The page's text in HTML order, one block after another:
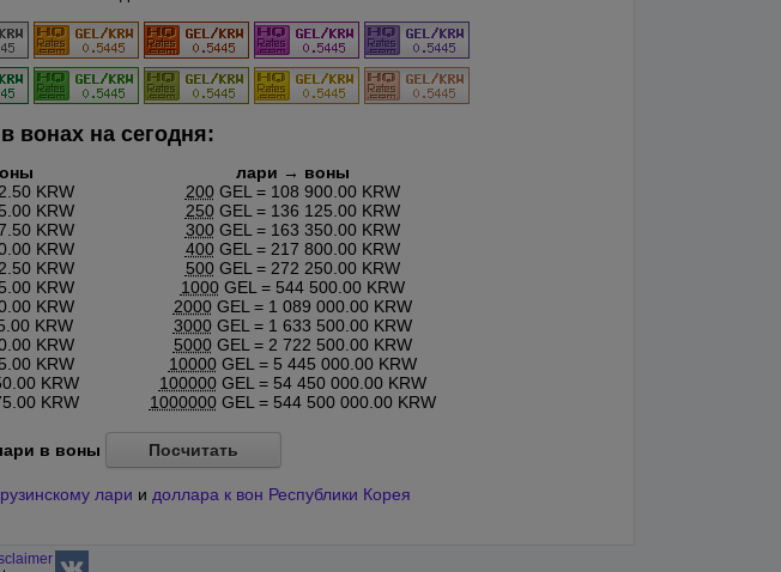
вонах на сегодня:
KRW
KRW
KRW
KRW
KRW
KRW
KRW
KRW
KRW
KRW
KRW
KRW
лари → воны
200GEL = 108 900.00 KRW
250GEL = 136 125.00 KRW
300GEL = 163 350.00 KRW
400GEL = 217 800.00 KRW
500GEL = 272 250.00 KRW
1000GEL = 544 500.00 KRW
2000GEL = 1 089 000.00 KRW
3000GEL = 1 633 500.00 KRW
5000GEL = 2 722 500.00 KRW
10000GEL = 5 445 000.00 KRW
100000GEL = 54 450 000.00 KRW
1000000GEL = 544 500 000.00 KRW
в воны Посчитать
лари и доллара к вон Республики Корея